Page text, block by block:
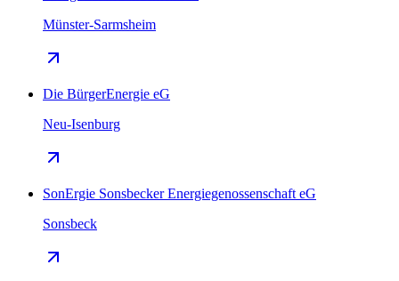
Münster-Sarmsheim
Die BürgerEnergie eG
Neu-Isenburg
SonErgie Sonsbecker Energiegenossenschaft eG
Sonsbeck